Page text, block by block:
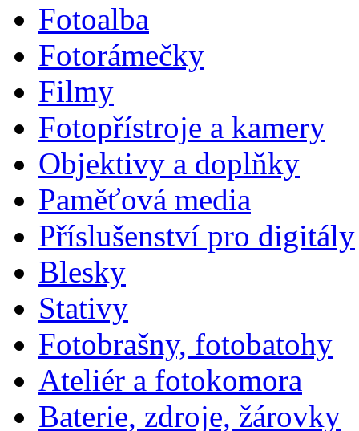
Fotoalba
Fotorámečky
Filmy
Fotopřístroje a kamery
Objektivy a doplňky
Paměťová media
Příslušenství pro digitály
Blesky
Stativy
Fotobrašny, fotobatohy
Ateliér a fotokomora
Baterie, zdroje, žárovky